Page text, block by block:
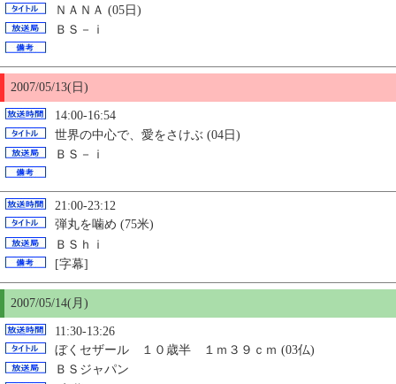
ＮＡＮＡ (05日)
ＢＳ－ｉ
2007/05/13(日)
14:00-16:54
世界の中心で、愛をさけぶ (04日)
ＢＳ－ｉ
21:00-23:12
弾丸を噛め (75米)
ＢＳｈｉ
[字幕]
2007/05/14(月)
11:30-13:26
ぼくセザール １０歳半 １ｍ３９ｃｍ (03仏)
ＢＳジャパン